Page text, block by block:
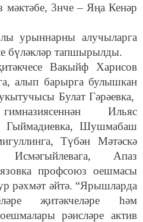
мәктәбе, 3нче – Яңа Кенәр
урыннарны алучыларга
бүләкләр тапшырылды.
Вакыйф Харисов
алып барырга булышкан
Булат Гәрәевка,
Ильяс
Гыймадиевка, Шушмабаш
Түбән Мәтәскә
Исмәгыйлевага, Апаз
профсоюз оешмасы
рәхмәт әйтә. “Ярышларда
җитәкчеләре һәм
рәисләре актив